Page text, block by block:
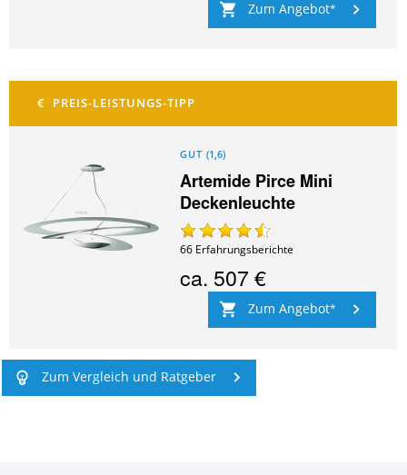
Zum Angebot
GUT (1,6)
Artemide Pirce Mini
Deckenleuchte
66 Erfahrungsberichte
ca. 507 €
Zum Angebot
Zum Vergleich und Ratgeber